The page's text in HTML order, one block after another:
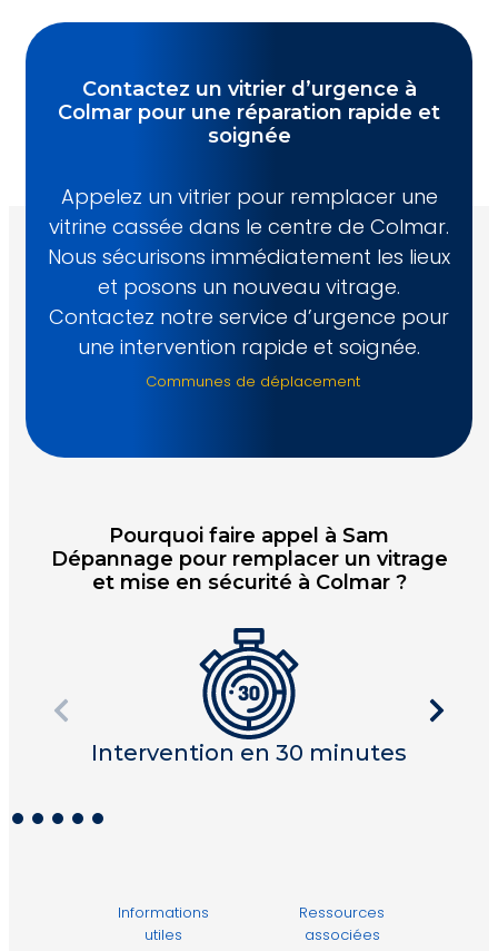
Contactez un vitrier d’urgence à
Colmar pour une réparation rapide et
soignée
Appelez un vitrier pour remplacer une
vitrine cassée dans le centre de Colmar.
Nous sécurisons immédiatement les lieux
et posons un nouveau vitrage.
Contactez notre service d’urgence pour
une intervention rapide et soignée.
Communes de déplacement
Pourquoi faire appel à Sam
Dépannage pour remplacer un vitrage
et mise en sécurité à Colmar ?
Intervention en 30 minutes
Informations
utiles
Ressources
associées